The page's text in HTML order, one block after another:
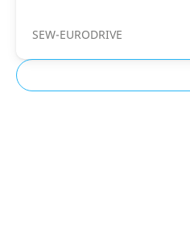
SEW-EURODRIVE